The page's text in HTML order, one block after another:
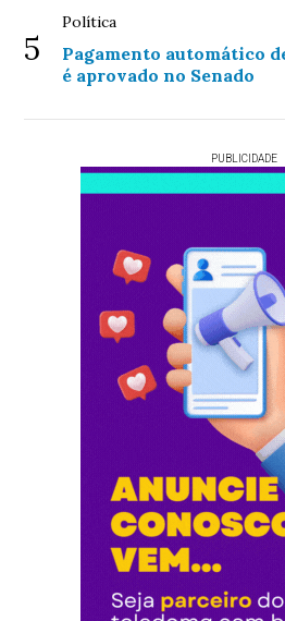
5
Política
Pagamento automático
é aprovado no Senado
PUBLICIDADE